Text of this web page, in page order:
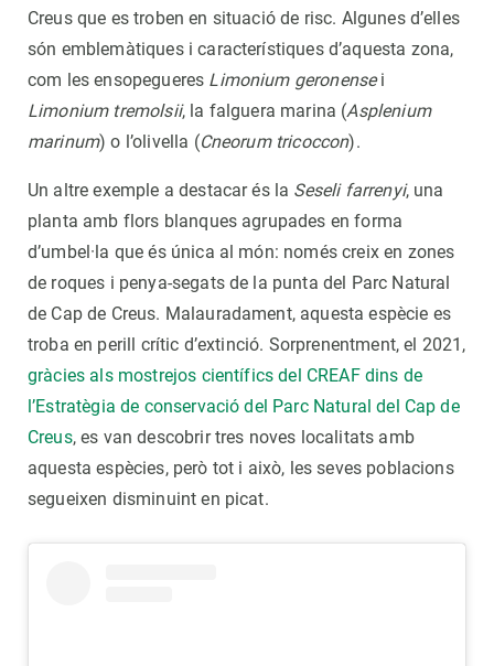
Creus que es troben en situació de risc. Algunes d’elles
són emblemàtiques i característiques d’aquesta zona,
com les ensopegueres Limonium geronensei
Limonium tremolsii, la falguera marina (Asplenium
marinum) o l’olivella (Cneorum tricoccon).
Un altre exemple a destacar és la Seseli farrenyi, una
planta amb flors blanques agrupades en forma
d’umbel·la que és única al món: només creix en zones
de roques i penya-segats de la punta del Parc Natural
de Cap de Creus. Malauradament, aquesta espècie es
troba en perill crític d’extinció. Sorprenentment, el 2021,
gràcies als mostrejos científics del CREAF dins de
l’Estratègia de conservació del Parc Natural del Cap de
Creus, es van descobrir tres noves localitats amb
aquesta espècies, però tot i això, les seves poblacions
segueixen disminuint en picat.